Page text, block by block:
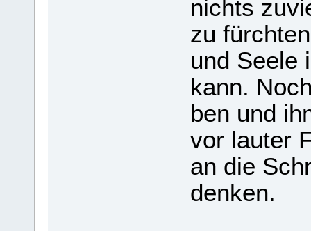
nichts
zu
und Seele
kann.
ben und
vor lau­ter
an die
den­ken.